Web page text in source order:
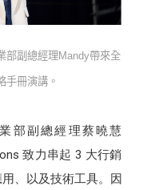
部副總經理Mandy帶來全
手冊演講。
部副總經理蔡曉慧
致力串起 3 大行銷
、以及技術工具。因